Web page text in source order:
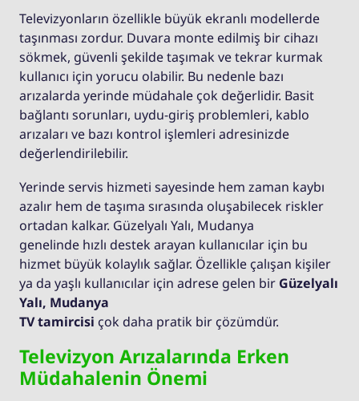
Televizyonların özellikle büyük ekranlı modellerde
taşınması zordur. Duvara monte edilmiş bir cihazı
sökmek, güvenli şekilde taşımak ve tekrar kurmak
kullanıcı için yorucu olabilir. Bu nedenle bazı
arızalarda yerinde müdahale çok değerlidir. Basit
bağlantı sorunları, uydu-giriş problemleri, kablo
arızaları ve bazı kontrol işlemleri adresinizde
değerlendirilebilir.
Yerinde servis hizmeti sayesinde hem zaman kaybı
azalır hem de taşıma sırasında oluşabilecek riskler
ortadan kalkar. Güzelyalı Yalı, Mudanya
genelinde hızlı destek arayan kullanıcılar için bu
hizmet büyük kolaylık sağlar. Özellikle çalışan kişiler
ya da yaşlı kullanıcılar için adrese gelen bir Güzelyalı
Yalı, Mudanya
TV tamircisi çok daha pratik bir çözümdür.
Televizyon Arızalarında Erken
Müdahalenin Önemi